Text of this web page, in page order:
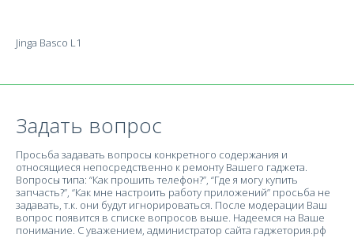
Jinga Basco L1
Задать вопрос
Просьба задавать вопросы конкретного содержания и
относящиеся непосредственно к ремонту Вашего гаджета.
Вопросы типа: “Как прошить телефон?”, “Где я могу купить
запчасть?”, “Как мне настроить работу приложений” просьба не
задавать, т.к. они будут игнорироваться. После модерации Ваш
вопрос появится в списке вопросов выше. Надеемся на Ваше
понимание. С уважением, администратор сайта гаджетория.рф